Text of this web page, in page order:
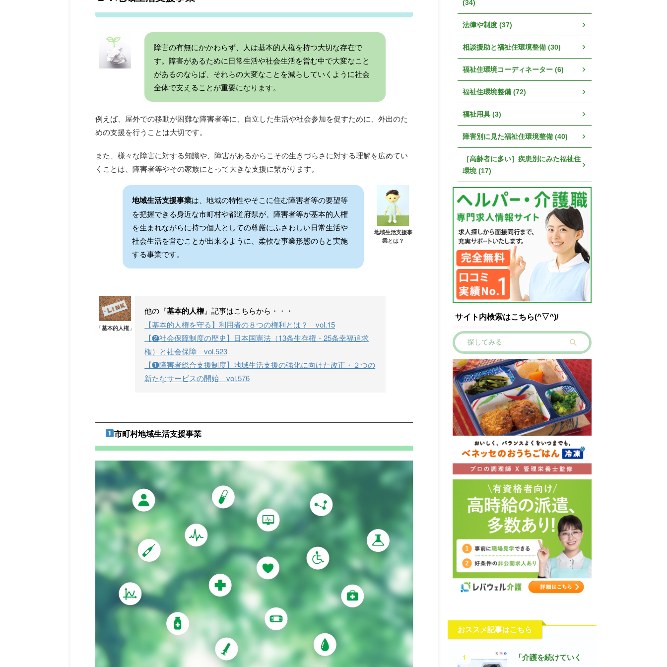
障害の有無にかかわらず、人は基本的人権を持つ大切な存在で
す。障害があるために日常生活や社会生活を営む中で大変なこと
があるのならば、それらの大変なことを減らしていくように社会
全体で支えることが重要になります。
例えば、屋外での移動が困難な障害者等に、自立した生活や社会参加を促すために、外出のた
めの支援を行うことは大切です。
また、様々な障害に対する知識や、障害があるからこその生きづらさに対する理解を広めてい
くことは、障害者等やその家族にとって大きな支援に繋がります。
地域生活支援事
業とは？
地域生活支援事業は、地域の特性やそこに住む障害者等の要望等
を把握できる身近な市町村や都道府県が、障害者等が基本的人権
を生まれながらに持つ個人としての尊厳にふさわしい日常生活や
社会生活を営むことが出来るように、柔軟な事業形態のもと実施
する事業です。
「基本的人権」
他の『基本的人権』記事はこちらから・・・
【基本的人権を守る】利用者の８つの権利とは？ vol.15
【❷社会保障制度の歴史】日本国憲法（13条生存権・25条幸福追求
権）と社会保障 vol.523
【❶障害者総合支援制度】地域生活支援の強化に向けた改正・２つの
新たなサービスの開始 vol.576
市町村地域生活支援事業
(34)
法律や制度 (37)
相談援助と福祉住環境整備 (30)
福祉住環境コーディネーター (6)
福祉住環境整備 (72)
福祉用具 (3)
障害別に見た福祉住環境整備 (40)
［高齢者に多い］疾患別にみた福祉住
環境 (17)
サイト内検索はこちら(^▽^)/
おススメ記事はこちら
1
「介護を続けていく